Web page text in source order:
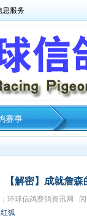
息服务
赛事
【解密】成就詹
环球信鸽赛鸽资讯网 阅
狐